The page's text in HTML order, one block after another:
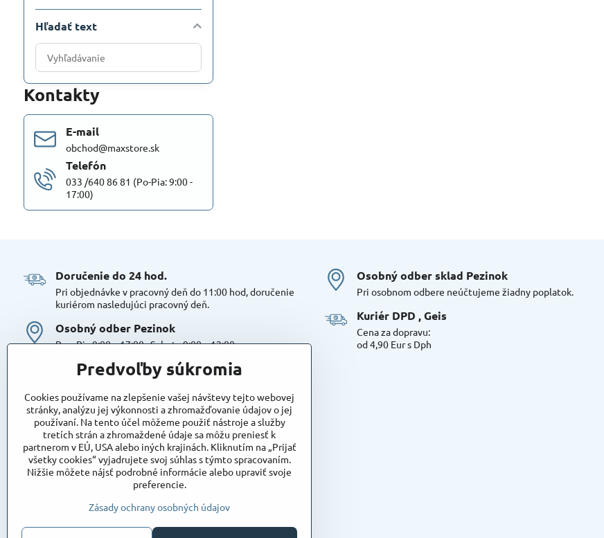
Hľadať text
Prehľadať
výsledky
filtra
fulltextom
Kontakty
E-mail
obchod@maxstore.sk
Telefón
033 /640 86 81 (Po-Pia: 9:00 -
17:00)
Doručenie do 24 hod​.
Pri objednávke v pracovný deň do 11:00 hod, doručenie
kuriérom nasledujúci pracovný deň.
Osobný odber Pezinok
Po – Pia 9:00 – 17:00 , Sobota 9:00 – 12:00
bezplatné parkovanie, možnosť doplniť objednávku alebo
dokúpiť tovar na mieste. Odborné poradenstvo
Tovar na sklade:
Dostupnosť:Skladom
Takto označený tovar máme skutočne na sklade
pripravený k osobnému odberu, alebo na odoslanie!
Objednávky
Stav objednávky
Osobný odber sklad Pezinok
Pri osobnom odbere neúčtujeme žiadny poplatok.
Kuriér DPD , Geis
Cena za dopravu:
od 4,90 Eur s Dph
Predvoľby súkromia
Cookies používame na zlepšenie vašej návštevy tejto webovej
stránky, analýzu jej výkonnosti a zhromažďovanie údajov o jej
používaní. Na tento účel môžeme použiť nástroje a služby
tretích strán a zhromaždené údaje sa môžu preniesť k
partnerom v EÚ, USA alebo iných krajinách. Kliknutím na „Prijať
všetky cookies“ vyjadrujete svoj súhlas s týmto spracovaním.
Nižšie môžete nájsť podrobné informácie alebo upraviť svoje
preferencie.
Zásady ochrany osobných údajov